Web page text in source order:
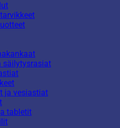
säilytysrasiat
ja vesiastiat
tabletit